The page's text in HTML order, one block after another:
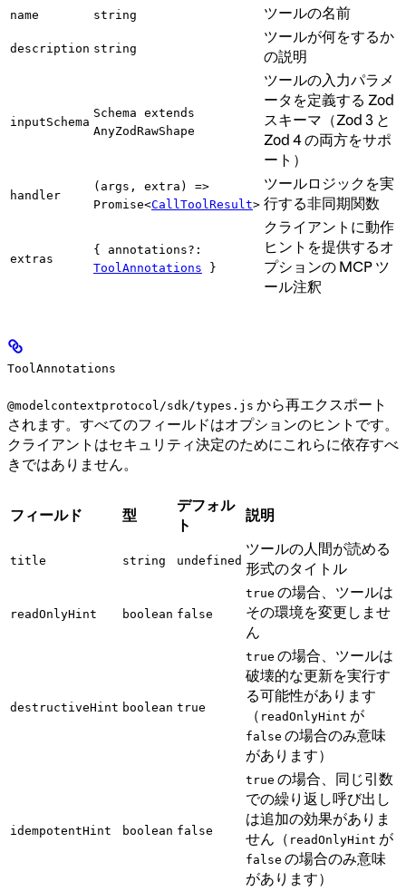
name string ツールの名前
description string
ツールが何をするか
の説明
inputSchema
Schema extends
AnyZodRawShape
ツールの入力パラメ
ータを定義する Zod
スキーマ（Zod 3 と
Zod 4 の両方をサポ
ート）
handler
(args, extra) =>
Promise<CallToolResult>
ツールロジックを実
行する非同期関数
extras
{ annotations?:
ToolAnnotations }
クライアントに動作
ヒントを提供するオ
プションの MCP ツ
ール注釈
ToolAnnotations
@modelcontextprotocol/sdk/types.js から再エクスポート
されます。すべてのフィールドはオプションのヒントです。
クライアントはセキュリティ決定のためにこれらに依存すべ
きではありません。
フィールド 型
デフォル
ト
説明
title string undefined
ツールの人間が読める
形式のタイトル
readOnlyHint boolean false
true の場合、ツールは
その環境を変更しませ
ん
destructiveHint boolean true
true の場合、ツールは
破壊的な更新を実行す
る可能性があります
（ readOnlyHint が
false の場合のみ意味
があります）
idempotentHint boolean false
true の場合、同じ引数
での繰り返し呼び出し
は追加の効果がありま
せん（ readOnlyHint が
false の場合のみ意味
があります）